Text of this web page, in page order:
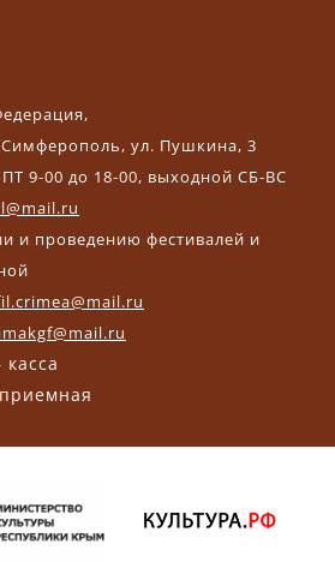
ул. Пушкина, 3
9-00 до 18-00, выходной СБ-ВС
и проведению фестивалей и